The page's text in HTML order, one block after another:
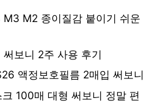
M2 종이질감 붙이기 쉬운
보니 2주 사용 후기
액정보호필름 2매입 써보니
100매 대형 써보니 정말 편